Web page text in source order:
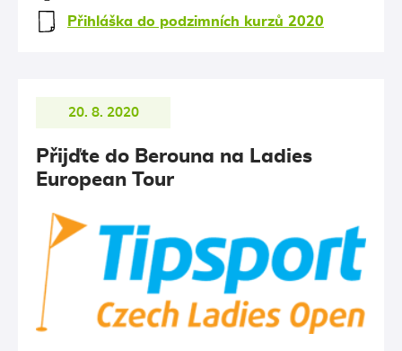
Přihláška do podzimních kurzů 2020
20. 8. 2020
Přijďte do Berouna na Ladies
European Tour